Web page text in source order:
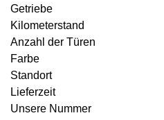
Getriebe
Kilometerstand
Anzahl der Türen
Farbe
Standort
Lieferzeit
Unsere Nummer